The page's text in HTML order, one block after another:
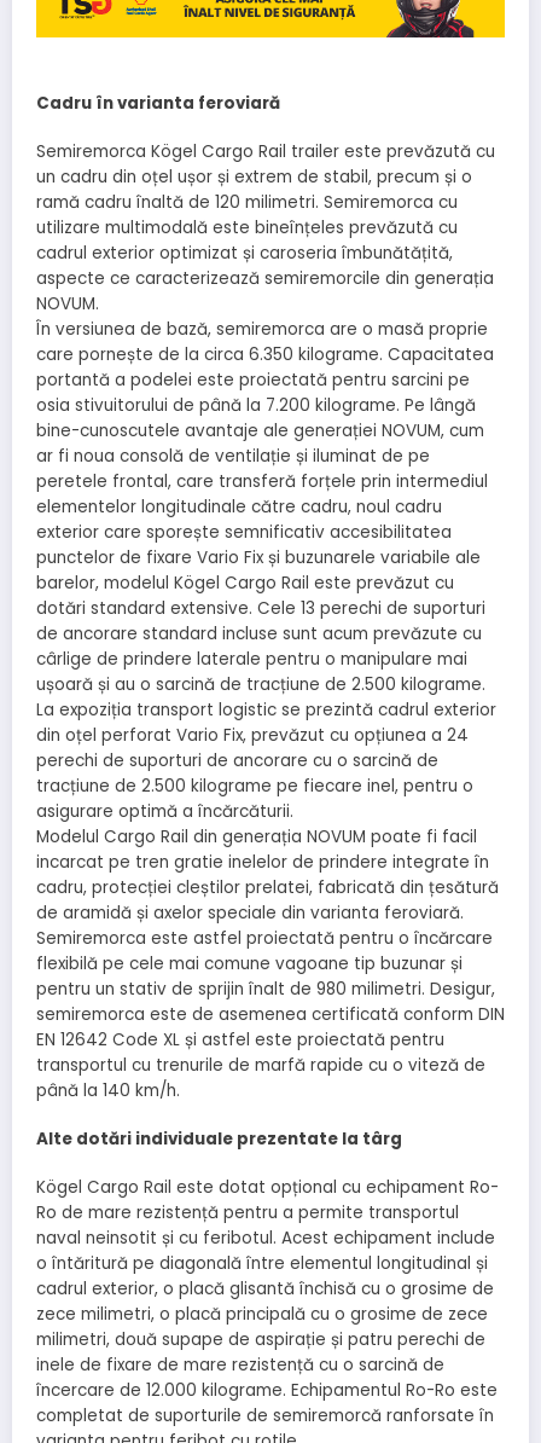
Cadru în varianta feroviară
Semiremorca Kögel Cargo Rail trailer este prevăzută cu
un cadru din oțel ușor și extrem de stabil, precum și o
ramă cadru înaltă de 120 milimetri. Semiremorca cu
utilizare multimodală este bineînțeles prevăzută cu
cadrul exterior optimizat și caroseria îmbunătățită,
aspecte ce caracterizează semiremorcile din generația
NOVUM.
În versiunea de bază, semiremorca are o masă proprie
care pornește de la circa 6.350 kilograme. Capacitatea
portantă a podelei este proiectată pentru sarcini pe
osia stivuitorului de până la 7.200 kilograme. Pe lângă
bine-cunoscutele avantaje ale generației NOVUM, cum
ar fi noua consolă de ventilație și iluminat de pe
peretele frontal, care transferă forțele prin intermediul
elementelor longitudinale către cadru, noul cadru
exterior care sporește semnificativ accesibilitatea
punctelor de fixare Vario Fix și buzunarele variabile ale
barelor, modelul Kögel Cargo Rail este prevăzut cu
dotări standard extensive. Cele 13 perechi de suporturi
de ancorare standard incluse sunt acum prevăzute cu
cârlige de prindere laterale pentru o manipulare mai
ușoară și au o sarcină de tracțiune de 2.500 kilograme.
La expoziția transport logistic se prezintă cadrul exterior
din oțel perforat Vario Fix, prevăzut cu opțiunea a 24
perechi de suporturi de ancorare cu o sarcină de
tracțiune de 2.500 kilograme pe fiecare inel, pentru o
asigurare optimă a încărcăturii.
Modelul Cargo Rail din generația NOVUM poate fi facil
incarcat pe tren gratie inelelor de prindere integrate în
cadru, protecției cleștilor prelatei, fabricată din țesătură
de aramidă și axelor speciale din varianta feroviară.
Semiremorca este astfel proiectată pentru o încărcare
flexibilă pe cele mai comune vagoane tip buzunar și
pentru un stativ de sprijin înalt de 980 milimetri. Desigur,
semiremorca este de asemenea certificată conform DIN
EN 12642 Code XL și astfel este proiectată pentru
transportul cu trenurile de marfă rapide cu o viteză de
până la 140 km/h.
Alte dotări individuale prezentate la târg
Kögel Cargo Rail este dotat opțional cu echipament Ro-
Ro de mare rezistență pentru a permite transportul
naval neinsotit și cu feribotul. Acest echipament include
o întăritură pe diagonală între elementul longitudinal și
cadrul exterior, o placă glisantă închisă cu o grosime de
zece milimetri, o placă principală cu o grosime de zece
milimetri, două supape de aspirație și patru perechi de
inele de fixare de mare rezistență cu o sarcină de
încercare de 12.000 kilograme. Echipamentul Ro-Ro este
completat de suporturile de semiremorcă ranforsate în